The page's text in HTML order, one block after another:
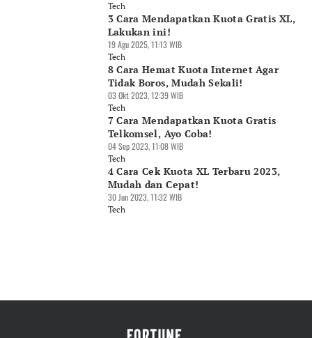
Tech
3 Cara Mendapatkan Kuota Gratis XL,
Lakukan ini!
19 Agu 2025, 11:13 WIB
Tech
8 Cara Hemat Kuota Internet Agar
Tidak Boros, Mudah Sekali!
03 Okt 2023, 12:39 WIB
Tech
7 Cara Mendapatkan Kuota Gratis
Telkomsel, Ayo Coba!
04 Sep 2023, 11:08 WIB
Tech
4 Cara Cek Kuota XL Terbaru 2023,
Mudah dan Cepat!
30 Jun 2023, 11:32 WIB
Tech